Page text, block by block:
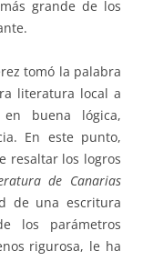
grande de los
tomó la palabra
literatura local a
buena lógica,
En este punto,
resaltar los logros
de Canarias
de una escritura
los parámetros
rigurosa, le ha